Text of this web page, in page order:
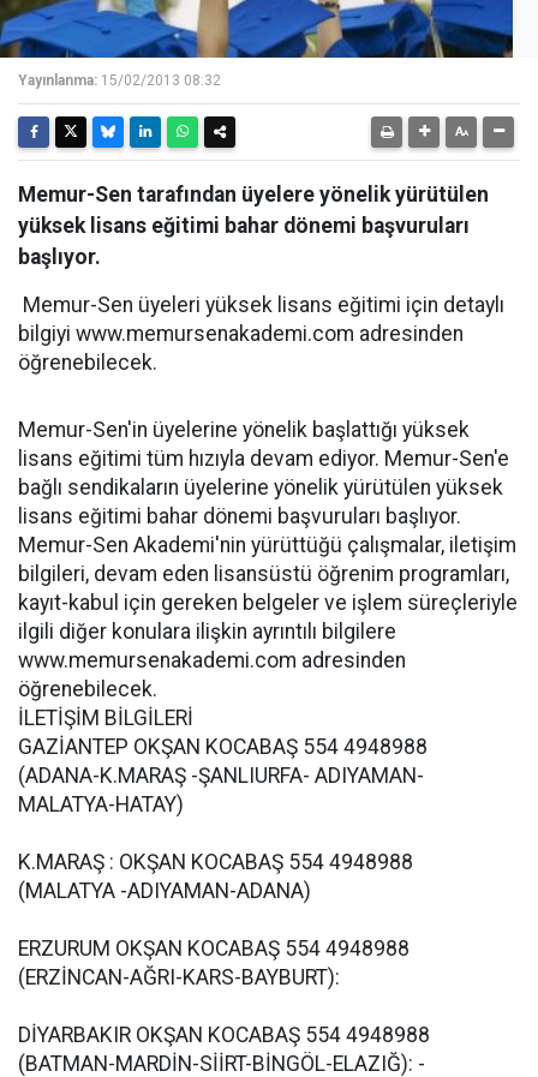
Yayınlanma: 15/02/2013 08:32
Memur-Sen tarafından üyelere yönelik yürütülen
yüksek lisans eğitimi bahar dönemi başvuruları
başlıyor.
Memur-Sen üyeleri yüksek lisans eğitimi için detaylı
bilgiyi www.memursenakademi.com adresinden
öğrenebilecek.
Memur-Sen'in üyelerine yönelik başlattığı yüksek
lisans eğitimi tüm hızıyla devam ediyor. Memur-Sen'e
bağlı sendikaların üyelerine yönelik yürütülen yüksek
lisans eğitimi bahar dönemi başvuruları başlıyor.
Memur-Sen Akademi'nin yürüttüğü çalışmalar, iletişim
bilgileri, devam eden lisansüstü öğrenim programları,
kayıt-kabul için gereken belgeler ve işlem süreçleriyle
ilgili diğer konulara ilişkin ayrıntılı bilgilere
www.memursenakademi.com adresinden
öğrenebilecek.
İLETİŞİM BİLGİLERİ
GAZİANTEP OKŞAN KOCABAŞ 554 4948988
(ADANA-K.MARAŞ -ŞANLIURFA- ADIYAMAN-
MALATYA-HATAY)
K.MARAŞ : OKŞAN KOCABAŞ 554 4948988
(MALATYA -ADIYAMAN-ADANA)
ERZURUM OKŞAN KOCABAŞ 554 4948988
(ERZİNCAN-AĞRI-KARS-BAYBURT):
DİYARBAKIR OKŞAN KOCABAŞ 554 4948988
(BATMAN-MARDİN-SİİRT-BİNGÖL-ELAZIĞ): -